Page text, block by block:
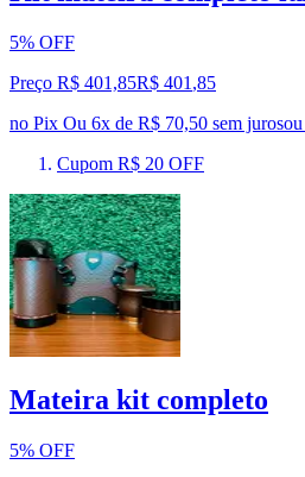
5% OFF
Preço R$ 401,85R$ 401 ,85
no Pix Ou 6x de R$ 70,50 sem jurosou
Cupom R$ 20 OFF
Mateira kit completo
5% OFF